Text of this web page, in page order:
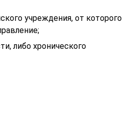
учреждения, от которого
либо хронического